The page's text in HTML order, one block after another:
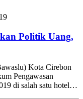
Politik Uang,
Kota Cirebon
Pengawasan
di salah satu hotel…